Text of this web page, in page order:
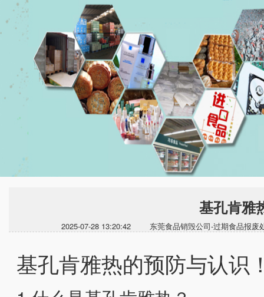
基孔肯雅
2025-07-28 13:20:42 东莞食品销毁公司-过期食品报
基孔肯雅热的预防与认识